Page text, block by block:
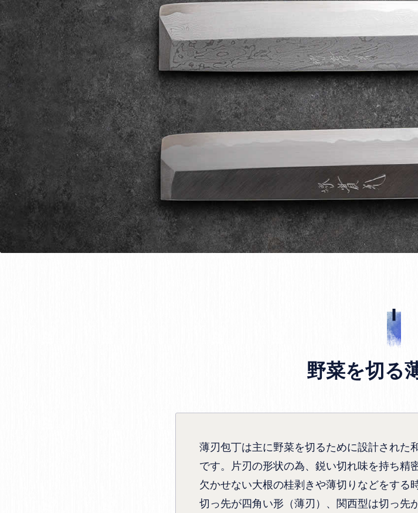
野菜を切る
薄刃包丁は主に野菜を切るために設計された
です。片刃の形状の為、鋭い切れ味を持ち精
欠かせない大根の桂剥きや薄切りなどをする
切っ先が四角い形（薄刃）、関西型は切っ先